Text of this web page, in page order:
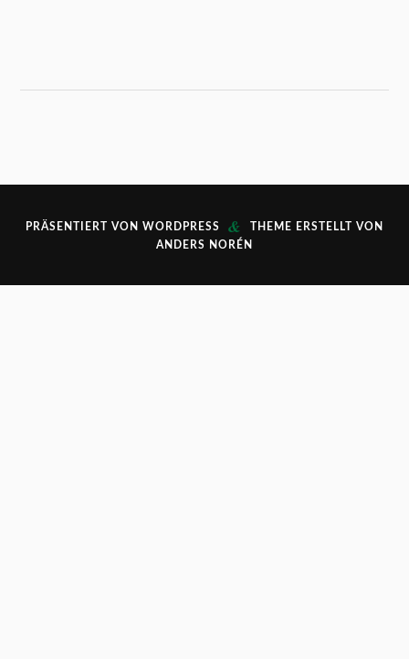
PRÄSENTIERT VON WORDPRESS &
THEME ERSTELLT VON
ANDERS NORÉN